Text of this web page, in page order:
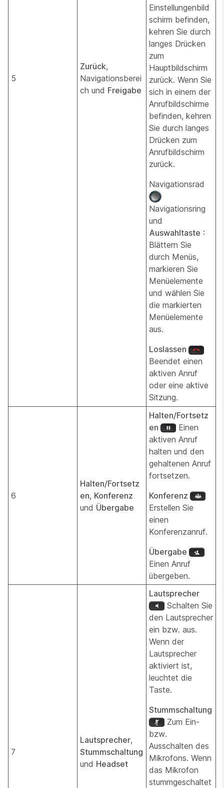
5
Zurück,
Navigationsberei
ch und Freigabe
Einstellungenbild
schirm befinden,
kehren Sie durch
langes Drücken
zum
Hauptbildschirm
zurück. Wenn Sie
sich in einem der
Anrufbildschirme
befinden, kehren
Sie durch langes
Drücken zum
Anrufbildschirm
zurück.
Navigationsrad
Navigationsring
und
Auswahltaste :
Blättern Sie
durch Menüs,
markieren Sie
Menüelemente
und wählen Sie
die markierten
Menüelemente
aus.
Loslassen
Beendet einen
aktiven Anruf
oder eine aktive
Sitzung.
6
Halten/Fortsetz
en, Konferenz
und Übergabe
Halten/Fortsetz
en
Einen
aktiven Anruf
halten und den
gehaltenen Anruf
fortsetzen.
Konferenz
Erstellen Sie
einen
Konferenzanruf.
Übergabe
Einen Anruf
übergeben.
7
Lautsprecher,
Stummschaltung
und Headset
Lautsprecher
Schalten Sie
den Lautsprecher
ein bzw. aus.
Wenn der
Lautsprecher
aktiviert ist,
leuchtet die
Taste.
Stummschaltung
Zum Ein-
bzw.
Ausschalten des
Mikrofons. Wenn
das Mikrofon
stummgeschaltet